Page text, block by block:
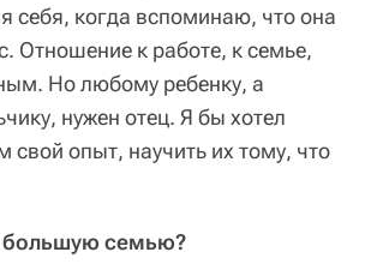
себя, когда вспоминаю, что она
Отношение к работе, к семье,
Но любому ребенку, а
нужен отец. Я бы хотел
свой опыт, научить их тому, что
большую семью?